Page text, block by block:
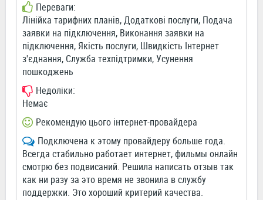
Переваги:
Лінійка тарифних планів, Додаткові послуги, Подача
заявки на підключення, Виконання заявки на
підключення, Якість послуги, Швидкість Інтернет
з'єднання, Служба техпідтримки, Усунення
пошкоджень
Недоліки:
Немає
Рекомендую цього інтернет-провайдера
Подключена к этому провайдеру больше года.
Всегда стабильно работает интернет, фильмы онлайн
смотрю без подвисаний. Решила написать отзыв так
как ни разу за это время не звонила в службу
поддержки. Это хороший критерий качества.